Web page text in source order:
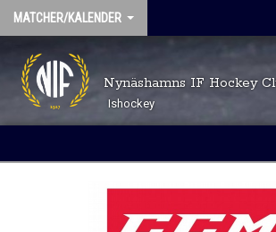
MATCHER/KALENDER
Nynäshamns IF Hockey
Ishockey